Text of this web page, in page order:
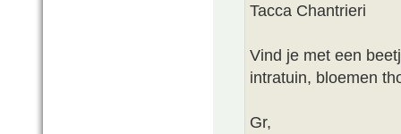
Tacca Chantrieri
Vind je met een
intratuin, bloemen
Gr,